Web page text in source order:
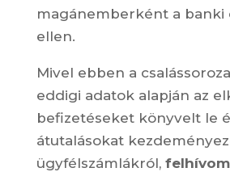
magánemberként a banki
ellen.
Mivel ebben a
eddigi adatok alapján az
befizetéseket könyvelt le
átutalásokat
ügyfélszámlákról,